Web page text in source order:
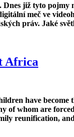
již tyto
meč ve
práv. Jaké
Africa
have
whom are
reunification,